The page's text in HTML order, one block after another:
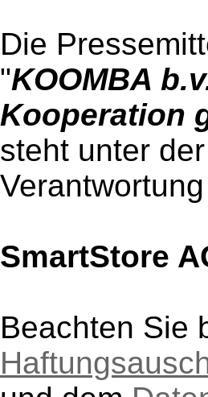
Die
"KOOMBA
Kooperation
steht unter
SmartStore
Beachten Sie